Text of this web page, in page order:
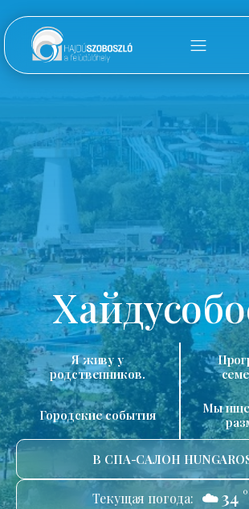
Я живу у
родственников.
Городские события
Мы
В СПА-САЛОН
Текущая погода: ☁️ 34